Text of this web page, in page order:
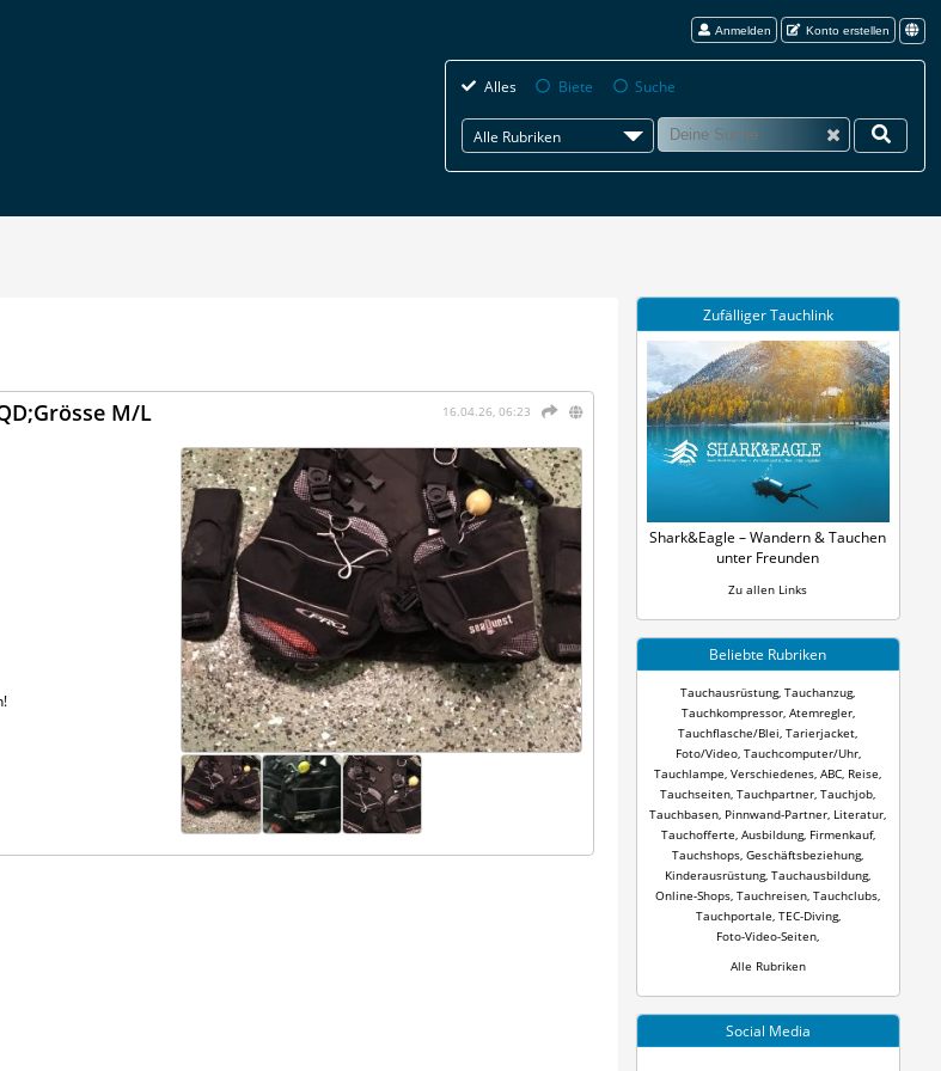
Anmelden Konto erstellen
Alles Biete Suche
Alle Rubriken
16.04.26, 06:23
M/L
Zufälliger Tauchlink
Shark&Eagle – Wandern & Tauchen
unter Freunden
Zu allen Links
Beliebte Rubriken
Tauchausrüstung, Tauchanzug,
Tauchkompressor, Atemregler,
Tauchflasche/Blei Tarierjacket
Foto/Video, Tauchcomputer/Uhr,
Tauchlampe Verschiedenes ABC Reise
Tauchseiten Tauchpartner Tauchjob
Tauchbasen Pinnwand-Partner Literatur
Tauchofferte Ausbildung, Firmenkauf,
Tauchshops Geschäftsbeziehung,
Kinderausrüstung, Tauchausbildung,
Online-Shops Tauchreisen Tauchclubs
Tauchportale TEC-Diving,
Foto-Video-Seiten
Alle Rubriken
Social Media